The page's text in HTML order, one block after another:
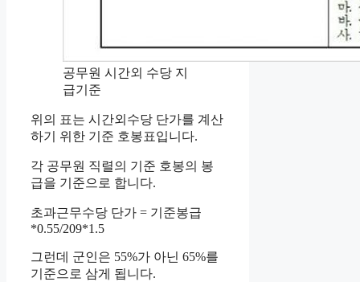
공무원 시간외 수당 지
급기준
위의 표는 시간외수당 단가를 계산
하기 위한 기준 호봉표입니다.
각 공무원 직렬의 기준 호봉의 봉
급을 기준으로 합니다.
초과근무수당 단가 = 기준봉급
*0.55/209*1.5
그런데 군인은 55%가 아닌 65%를
기준으로 삼게 됩니다.